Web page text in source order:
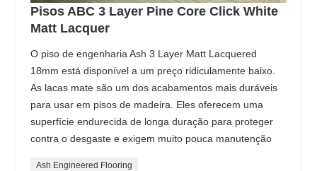
Pisos ABC 3 Layer Pine Core Click White
Matt Lacquer
O piso de engenharia Ash 3 Layer Matt Lacquered
18mm está disponível a um preço ridiculamente baixo.
As lacas mate são um dos acabamentos mais duráveis ​​
para usar em pisos de madeira. Eles oferecem uma
superfície endurecida de longa duração para proteger
contra o desgaste e exigem muito pouca manutenção
Ash Engineered Flooring